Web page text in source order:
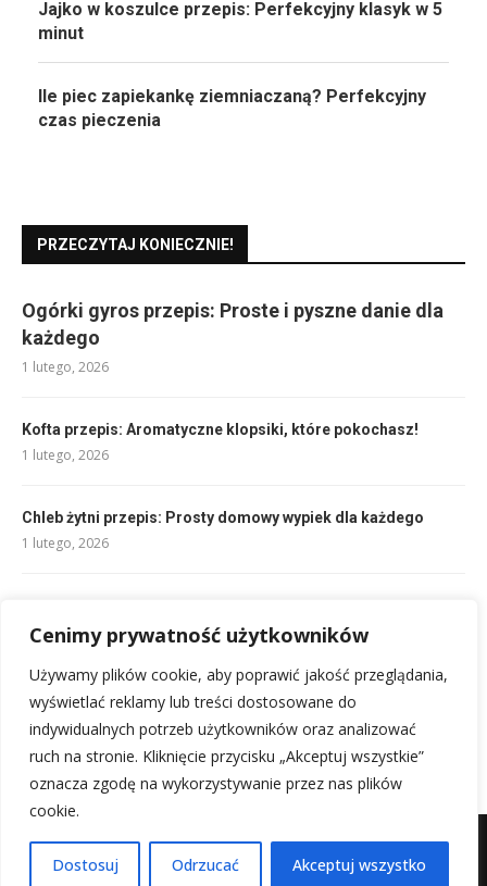
Cenimy prywatność użytkowników
Używamy plików cookie, aby poprawić jakość przeglądania,
wyświetlać reklamy lub treści dostosowane do
indywidualnych potrzeb użytkowników oraz analizować
ruch na stronie. Kliknięcie przycisku „Akceptuj wszystkie”
oznacza zgodę na wykorzystywanie przez nas plików
cookie.
Dostosuj Odrzucać Akceptuj wszystko
Jajko w koszulce przepis: Perfekcyjny klasyk w 5
minut
Ile piec zapiekankę ziemniaczaną? Perfekcyjny
czas pieczenia
PRZECZYTAJ KONIECZNIE!
Ogórki gyros przepis: Proste i pyszne danie dla
każdego
1 lutego, 2026
Kofta przepis: Aromatyczne klopsiki, które pokochasz!
1 lutego, 2026
Chleb żytni przepis: Prosty domowy wypiek dla każdego
1 lutego, 2026
1 lutego, 2026
Przepis na ciasto z malinami: Szybkie, proste i pyszne!
1 lutego, 2026
Mapa witryny Kontakt z nami